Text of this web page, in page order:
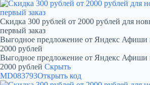
Скидка 300 рублей от 2000 рублей для
первый заказ
Выгодное предложение от Яндекс Афиши
2000 рублей
Выгодное предложение от Яндекс Афиши
2000 рублей Скрыть
MD083793Открыть код